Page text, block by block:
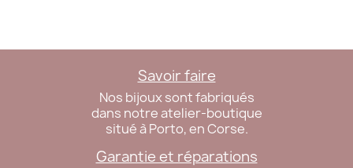
Savoir faire
Nos bijoux sont fabriqués
dans notre atelier-boutique
situé à Porto, en Corse.
Garantie et réparations